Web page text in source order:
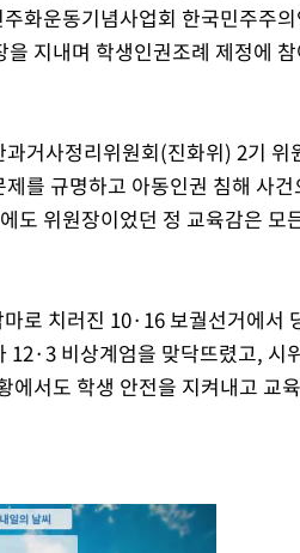
화운동기념사업회 한국민주주
지내며 학생인권조례 제정에
거사정리위원회(진화위) 2기 위
를 규명하고 아동인권 침해 사
도 위원장이었던 정 교육감은 모
로 치러진 10·16 보궐선거에서
비상계엄을 맞닥뜨렸고, 시
서도 학생 안전을 지켜내고 교